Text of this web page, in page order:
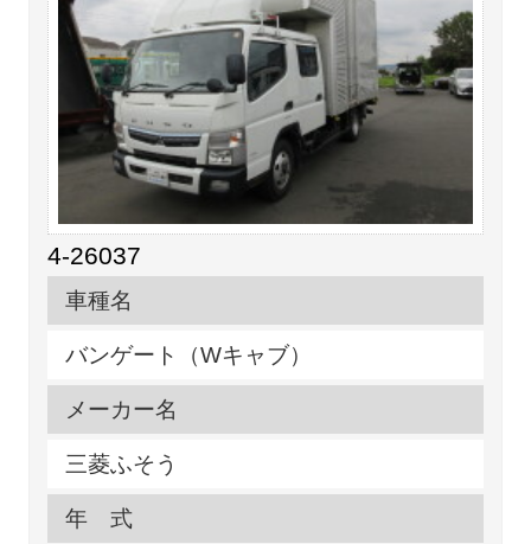
4-26037
車種名
バンゲート（Wキャブ）
メーカー名
三菱ふそう
年 式